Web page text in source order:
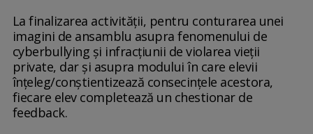
La finalizarea activităţii, pentru conturarea unei
imagini de ansamblu asupra fenomenului de
cyberbullying şi infracţiunii de violarea vieţii
private, dar şi asupra modului în care elevii
înţeleg/conştientizează consecinţele acestora,
fiecare elev completează un chestionar de
feedback.